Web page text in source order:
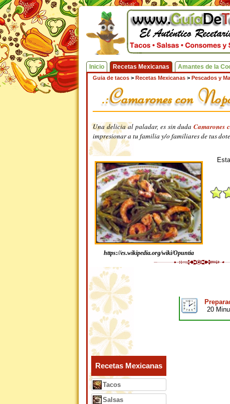
Inicio Recetas Mexicanas Amantes de la
Guia de tacos > Recetas Mexicanas > Pescados y
Una delicia al paladar, es sin dudaCamarones
impresionar a tu familia y/o familiares de tus
https://es.wikipedia.org/wiki/Opuntia
20
Recetas Mexicanas
Tacos
Salsas